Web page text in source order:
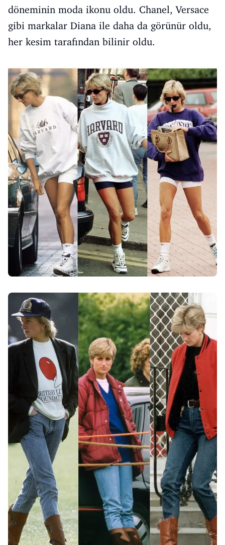
döneminin moda ikonu oldu. Chanel, Versace
gibi markalar Diana ile daha da görünür oldu,
her kesim tarafından bilinir oldu.